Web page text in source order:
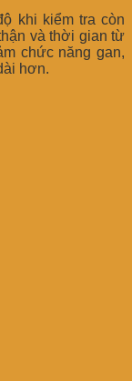
khi kiểm tra còn
và thời gian từ
chức năng gan,
hơn.